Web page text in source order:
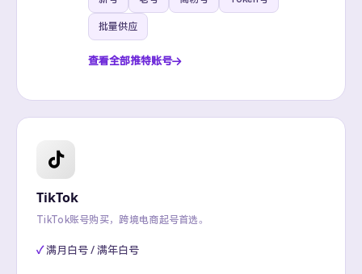
批量供应
查看全部推特账号
TikTok
TikTok账号购买，跨境电商起号首选。
满月白号 / 满年白号